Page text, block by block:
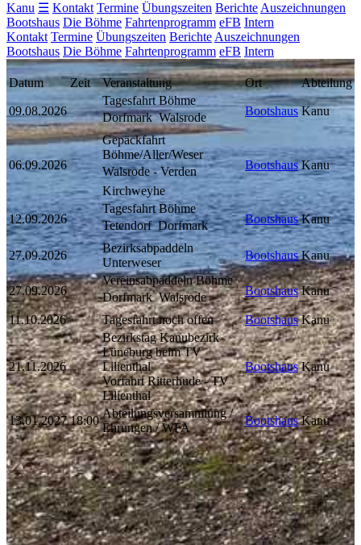
Kanu ☰ Kontakt Termine Übungszeiten Berichte Auszeichnungen
Bootshaus Die Böhme Fahrtenprogramm eFB Intern
Kontakt Termine Übungszeiten Berichte Auszeichnungen
Bootshaus Die Böhme Fahrtenprogramm eFB Intern
Datum Zeit Veranstaltung Ort Abteilung
09.08.2026
Tagesfahrt Böhme
Dorfmark  Walsrode
Bootshaus Kanu
06.09.2026
Gepäckfahrt
Böhme/Aller/Weser
Walsrode - Verden 
Kirchweyhe
Bootshaus Kanu
12.09.2026
Tagesfahrt Böhme
Tetendorf  Dorfmark
Bootshaus Kanu
27.09.2026
Bezirksabpaddeln
Unterweser
Bootshaus Kanu
27.09.2026
Vereinsabpaddeln Böhme
Dorfmark  Walsrode
Bootshaus Kanu
11.10.2026 Tagesfahrt noch offen Bootshaus Kanu
21.11.2026
Bezirkstag Kanubezirk
Lüneburg beim TV
Lilienthal
Vorfahrt Ritterhude - TV
Lilienthal
Bootshaus Kanu
13.01.2027 18:00
Abteilungsversammlung /
Ehrungen / WFA
Bootshaus Kanu